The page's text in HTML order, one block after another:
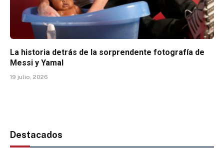
La historia detrás de la sorprendente fotografía de
Messi y Yamal
19 julio, 2026
Destacados